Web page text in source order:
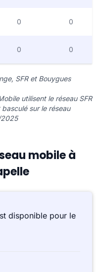
0 0
0 0
SFR et Bouygues
utilisent le réseau SFR
sur le réseau
2025
mobile à
disponible pour le